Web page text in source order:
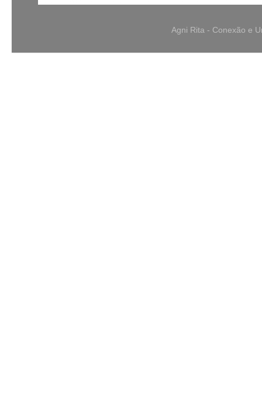
Agni Rita - Conexão e